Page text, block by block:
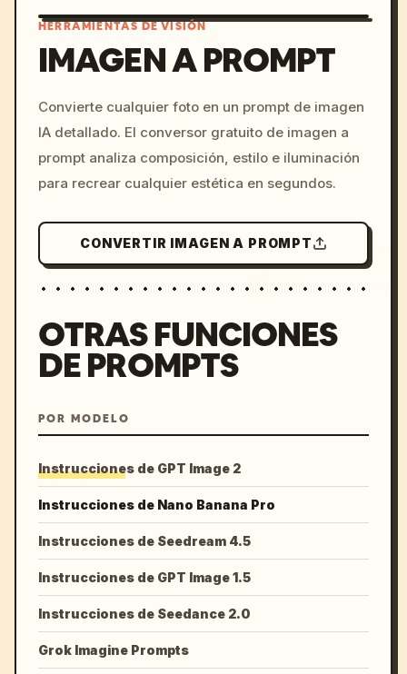
c, cyberpunk sunset, neon
colors, 8k --v 6.0
HERRAMIENTAS DE VISIÓN
IMAGEN A PROMPT
Convierte cualquier foto en un prompt de imagen
IA detallado. El conversor gratuito de imagen a
prompt analiza composición, estilo e iluminación
para recrear cualquier estética en segundos.
CONVERTIR IMAGEN A PROMPT
OTRAS FUNCIONES
DE PROMPTS
POR MODELO
Instrucciones de GPT Image 2
Instrucciones de Nano Banana Pro
Instrucciones de Seedream 4.5
Instrucciones de GPT Image 1.5
Instrucciones de Seedance 2.0
Grok Imagine Prompts